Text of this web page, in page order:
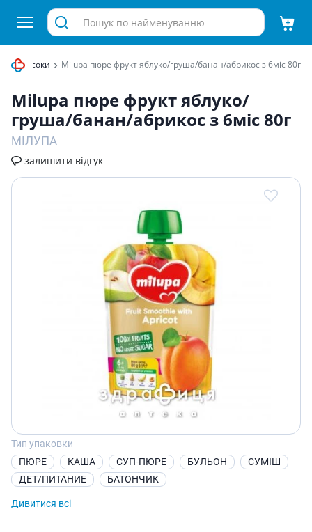
та соки Milupa пюре фрукт яблуко/груша/банан/абрикос з 6мiс 80г
Milupa пюре фрукт яблуко/
груша/банан/абрикос з 6мiс 80г
МІЛУПА
залишити відгук
Тип упаковки
ПЮРЕ
КАША СУП-ПЮРЕ БУЛЬОН
СУМІШ
ДЕТ/ПИТАНИЕ
БАТОНЧИК
Дивитися всі